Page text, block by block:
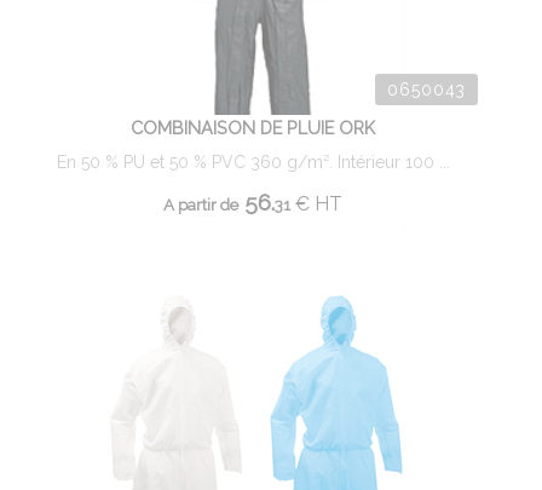
0650043
COMBINAISON DE PLUIE ORK
En 50 % PU et 50 % PVC 360 g/m². Intérieur 100 ...
A partir de56.31 € HT